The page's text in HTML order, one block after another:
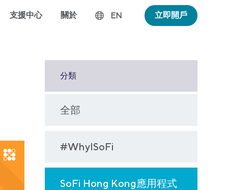
支援中心 關於 EN 立即開戶
分類
全部
#WhyISoFi
SoFi Hong Kong應用程式